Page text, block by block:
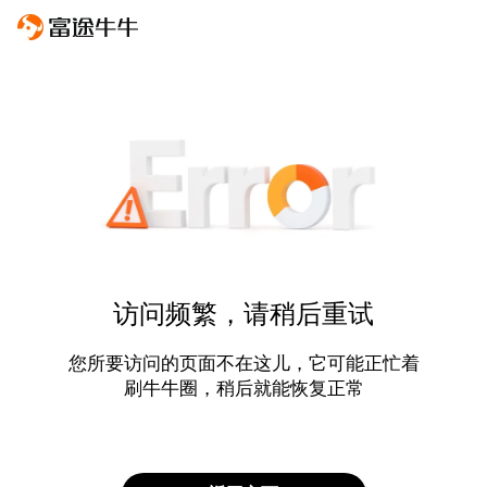
访问频繁，请稍后重试
您所要访问的页面不在这儿，它可能正忙着
刷牛牛圈，稍后就能恢复正常